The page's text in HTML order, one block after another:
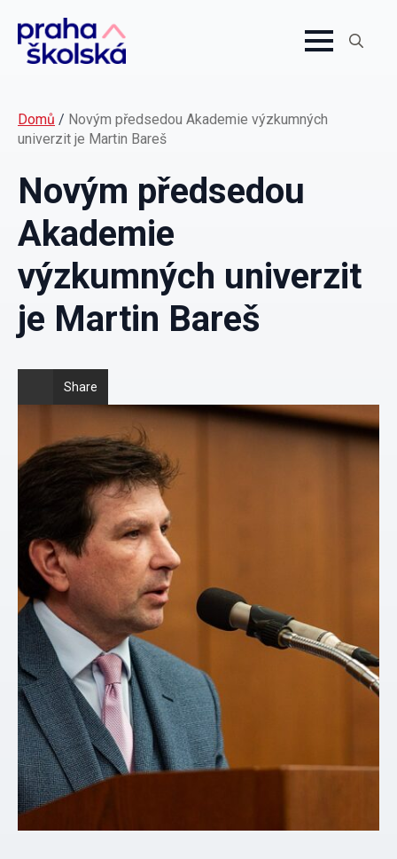
Domů / Novým předsedou Akademie výzkumných
univerzit je Martin Bareš
Novým předsedou
Akademie
výzkumných univerzit
je Martin Bareš
Share